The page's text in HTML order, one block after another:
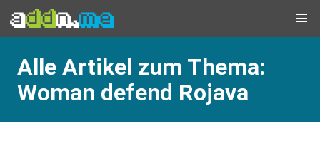
Alle Artikel zum Thema:
Woman defend Rojava